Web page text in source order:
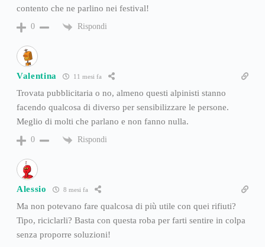
contento che ne parlino nei festival!
0 Rispondi
Valentina 11 mesi fa
Trovata pubblicitaria o no, almeno questi alpinisti stanno
facendo qualcosa di diverso per sensibilizzare le persone.
Meglio di molti che parlano e non fanno nulla.
0 Rispondi
Alessio 8 mesi fa
Ma non potevano fare qualcosa di più utile con quei rifiuti?
Tipo, riciclarli? Basta con questa roba per farti sentire in colpa
senza proporre soluzioni!